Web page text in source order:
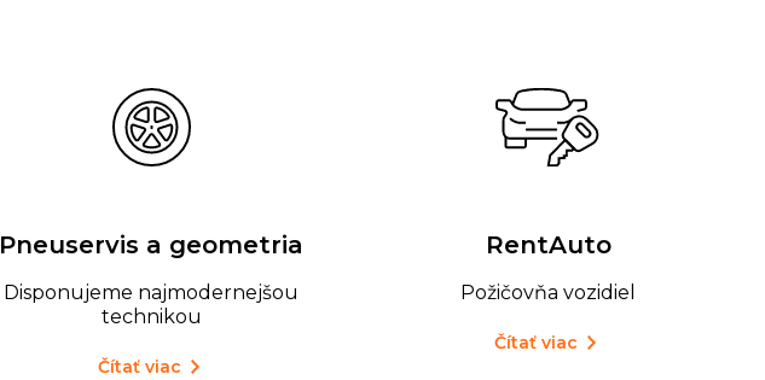
Pneuservis a geometria
Disponujeme najmodernejšou
technikou
Čítať viac
RentAuto
Požičovňa vozidiel
Čítať viac